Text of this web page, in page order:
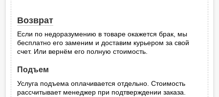
Возврат
Если по недоразумению в товаре окажется брак, мы
бесплатно его заменим и доставим курьером за свой
счет. Или вернём его полную стоимость.
Подъем
Услуга подъема оплачивается отдельно. Стоимость
рассчитывает менеджер при подтверждении заказа.